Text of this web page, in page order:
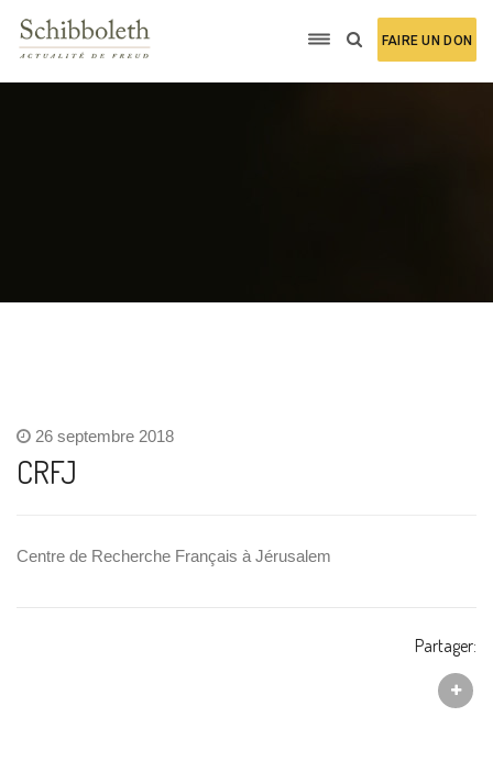
FAIRE UN DON
26 septembre 2018
CRFJ
Centre de Recherche Français à Jérusalem
Partager: